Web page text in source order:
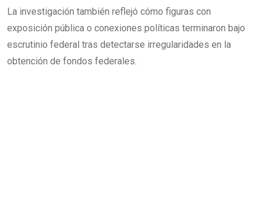
La investigación también reflejó cómo figuras con
exposición pública o conexiones políticas terminaron bajo
escrutinio federal tras detectarse irregularidades en la
obtención de fondos federales.